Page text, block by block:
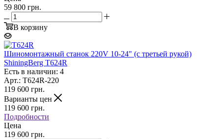
59 800 грн.
В корзину
Шиномонтажный станок 220V 10-24" (с третьей рукой)
ShiningBerg T624R
Есть в наличии: 4
Арт.: Т624R-220
119 600 грн.
Варианты цен
119 600 грн.
Подробности
Цена
119 600 грн.